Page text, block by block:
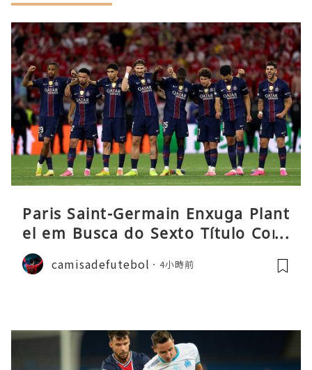
Paris Saint-Germain Enxuga Plant
el em Busca do Sexto Título Cons
ecutivo da Liga
camisadefutebol 4小時前